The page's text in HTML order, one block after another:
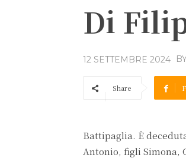
Di
12 SETTEMBRE 2024
Share
Battipaglia. È
Antonio, figli Simona,